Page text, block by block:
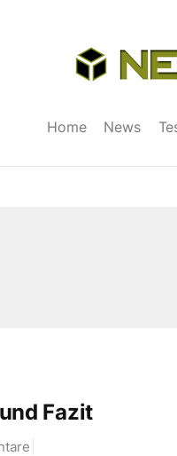
Home News
Fazit